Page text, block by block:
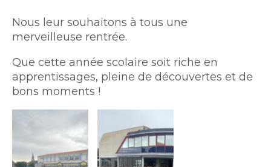
College Notre-Dame
Nous leur souhaitons à tous une
merveilleuse rentrée.
Que cette année scolaire soit riche en
apprentissages, pleine de découvertes et de
bons moments !